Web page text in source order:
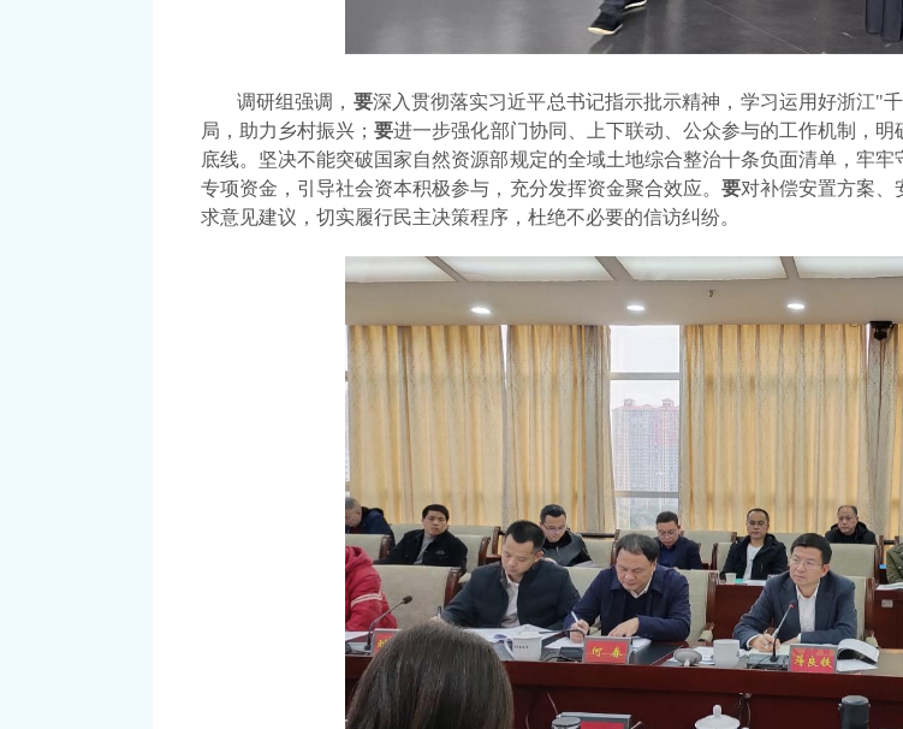
调研组强调， 要深入贯彻落实习近平总书记指示批示精神，学习运用好浙江"
局，助力乡村振兴；要进一步强化部门协同、上下联动、公众参与的工作机制，
底线。坚决不能突破国家自然资源部规定的全域土地综合整治十条负面清单，牢牢
专项资金，引导社会资本积极参与，充分发挥资金聚合效应。 要对补偿安置方案、
求意见建议，切实履行民主决策程序，杜绝不必要的信访纠纷。